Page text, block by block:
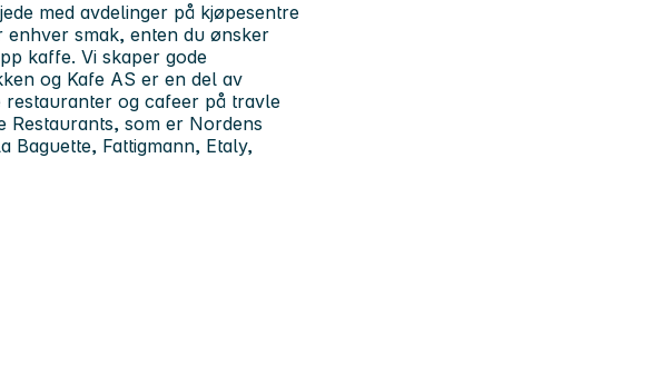
med avdelinger på kjøpesentre
smak, enten du ønsker
kaffe. Vi skaper gode
og Kafe AS er en del av
restauranter og cafeer på travle
Restaurants, som er Nordens
Baguette, Fattigmann, Etaly,